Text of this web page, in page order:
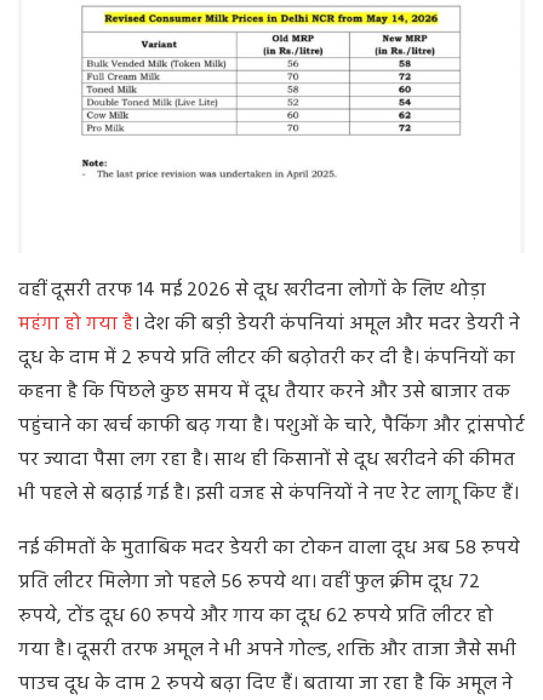
वहीं दूसरी तरफ 14 मई 2026 से दूध खरीदना लोगों के लिए थोड़ा
महंगा हो गया है। देश की बड़ी डेयरी कंपनियां अमूल और मदर डेयरी ने
दूध के दाम में 2 रुपये प्रति लीटर की बढ़ोतरी कर दी है। कंपनियों का
कहना है कि पिछले कुछ समय में दूध तैयार करने और उसे बाजार तक
पहुंचाने का खर्च काफी बढ़ गया है। पशुओं के चारे, पैकिंग और ट्रांसपोर्ट
पर ज्यादा पैसा लग रहा है। साथ ही किसानों से दूध खरीदने की कीमत
भी पहले से बढ़ाई गई है। इसी वजह से कंपनियों ने नए रेट लागू किए हैं।
नई कीमतों के मुताबिक मदर डेयरी का टोकन वाला दूध अब 58 रुपये
प्रति लीटर मिलेगा जो पहले 56 रुपये था। वहीं फुल क्रीम दूध 72
रुपये, टोंड दूध 60 रुपये और गाय का दूध 62 रुपये प्रति लीटर हो
गया है। दूसरी तरफ अमूल ने भी अपने गोल्ड, शक्ति और ताजा जैसे सभी
पाउच दूध के दाम 2 रुपये बढ़ा दिए हैं। बताया जा रहा है कि अमूल ने